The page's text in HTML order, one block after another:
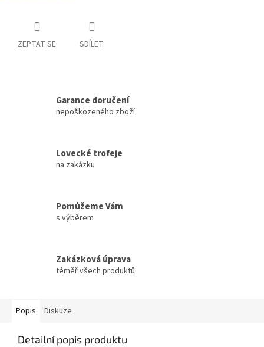
ZEPTAT SE SDÍLET
Garance doručení
nepoškozeného zboží
Lovecké trofeje
na zakázku
Pomůžeme Vám
s výběrem
Zakázková úprava
téměř všech produktů
Popis Diskuze
Detailní popis produktu